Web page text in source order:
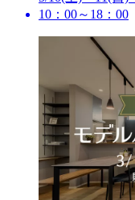
10：00～18：00